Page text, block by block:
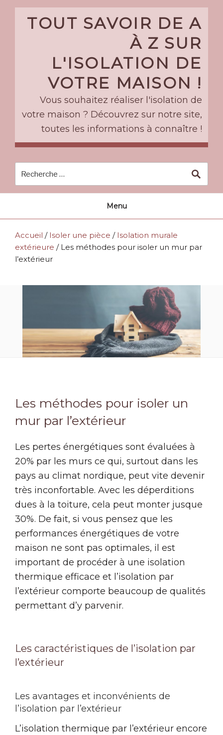
Skip
TOUT SAVOIR DE A
À Z SUR
L'ISOLATION DE
VOTRE MAISON !
Vous souhaitez réaliser l'isolation de
votre maison ? Découvrez sur notre site,
toutes les informations à connaître !
Menu
Accueil / Isoler une pièce / Isolation murale
extérieure / Les méthodes pour isoler un mur par
l’extérieur
Les méthodes pour isoler un
mur par l’extérieur
Les pertes énergétiques sont évaluées à
20% par les murs ce qui, surtout dans les
pays au climat nordique, peut vite devenir
très inconfortable. Avec les déperditions
dues à la toiture, cela peut monter jusque
30%. De fait, si vous pensez que les
performances énergétiques de votre
maison ne sont pas optimales, il est
important de procéder à une isolation
thermique efficace et l’isolation par
l’extérieur comporte beaucoup de qualités
permettant d’y parvenir.
Les caractéristiques de l’isolation par
l’extérieur
Les avantages et inconvénients de
l’isolation par l’extérieur
L’isolation thermique par l’extérieur encore